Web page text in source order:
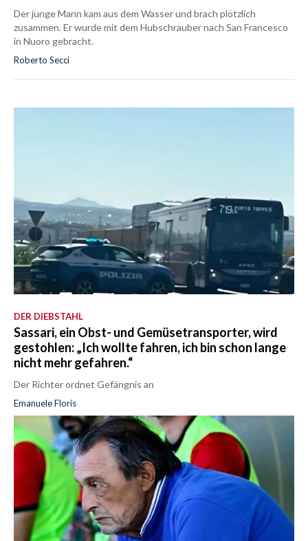
Der junge Mann kam aus dem Wasser und brach plötzlich
zusammen. Er wurde mit dem Hubschrauber nach San Francesco
in Nuoro gebracht.
Roberto Secci
DER DIEBSTAHL
Sassari, ein Obst- und Gemüsetransporter, wird
gestohlen: „Ich wollte fahren, ich bin schon lange
nicht mehr gefahren.“
Der Richter ordnet Gefängnis an
Emanuele Floris